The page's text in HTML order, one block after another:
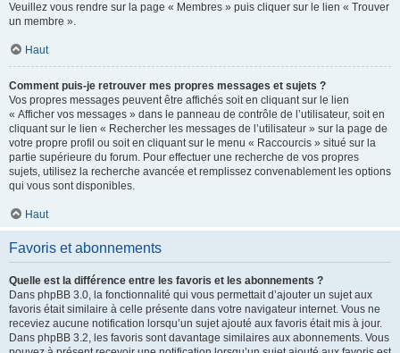
Veuillez vous rendre sur la page « Membres » puis cliquer sur le lien « Trouver
un membre ».
Haut
Comment puis-je retrouver mes propres messages et sujets ?
Vos propres messages peuvent être affichés soit en cliquant sur le lien
« Afficher vos messages » dans le panneau de contrôle de l’utilisateur, soit en
cliquant sur le lien « Rechercher les messages de l’utilisateur » sur la page de
votre propre profil ou soit en cliquant sur le menu « Raccourcis » situé sur la
partie supérieure du forum. Pour effectuer une recherche de vos propres
sujets, utilisez la recherche avancée et remplissez convenablement les options
qui vous sont disponibles.
Haut
Favoris et abonnements
Quelle est la différence entre les favoris et les abonnements ?
Dans phpBB 3.0, la fonctionnalité qui vous permettait d’ajouter un sujet aux
favoris était similaire à celle présente dans votre navigateur internet. Vous ne
receviez aucune notification lorsqu’un sujet ajouté aux favoris était mis à jour.
Dans phpBB 3.2, les favoris sont davantage similaires aux abonnements. Vous